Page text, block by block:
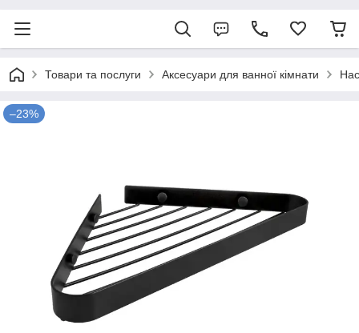
Товари та послуги Аксесуари для ванної кімнати
–23%